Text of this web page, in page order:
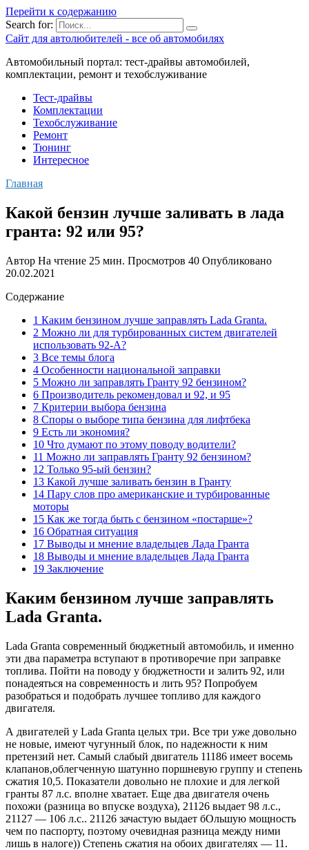
Перейти к содержанию
Search for:
Сайт для автолюбителей - все об автомобилях
Автомобильный портал: тест-драйвы автомобилей,
комплектации, ремонт и техобслуживание
Тест-драйвы
Комплектации
Техобслуживание
Ремонт
Тюнинг
Интересное
Главная
Какой бензин лучше заливать в лада
гранта: 92 или 95?
Автор На чтение 25 мин. Просмотров 40 Опубликовано
20.02.2021
Содержание
1 Каким бензином лучше заправлять Lada Granta.
2 Можно ли для турбированных систем двигателей
использовать 92-А?
3 Все темы блога
4 Особенности национальной заправки
5 Можно ли заправлять Гранту 92 бензином?
6 Производитель рекомендовал и 92, и 95
7 Критерии выбора бензина
8 Споры о выборе типа бензина для лифтбека
9 Есть ли экономия?
10 Что думают по этому поводу водители?
11 Можно ли заправлять Гранту 92 бензином?
12 Только 95-ый бензин?
13 Какой лучше заливать бензин в Гранту
14 Пару слов про американские и турбированные
моторы
15 Как же тогда быть с бензином «постарше»?
16 Обратная ситуация
17 Выводы и мнение владельцев Лада Гранта
18 Выводы и мнение владельцев Лада Гранта
19 Заключение
Каким бензином лучше заправлять
Lada Granta.
Lada Granta современный бюджетный автомобиль, и именно
эти два параметра вступают в противоречие при заправке
топлива. Пойти на поводу у бюджетности и залить 92, или
понадеяться на современность и лить 95? Попробуем
разобраться и подобрать лучшее топливо для каждого
двигателя.
А двигателей у Lada Granta целых три. Все три уже довольно
не новые, имеют чугунный блок, по надежности к ним
претензий нет. Самый слабый двигатель 11186 имеет восемь
клапанов,облегченную шатунно поршневую группу и степень
сжатия 10,5. Показатели довольно не плохие и для легкой
гранты 87 л.с. вполне хватает. Еще два двигателя очень
похожи (разница во впуске воздуха), 21126 выдает 98 л.с.,
21127 — 106 л.с.. 21126 зачастую выдает бОльшую мощность
чем по паспорту, поэтому очевидная разница между ними
лишь в налоге)) Степень сжатия на обоих двигателях — 11.